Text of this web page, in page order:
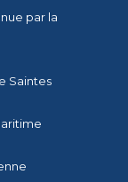
par la
Saintes